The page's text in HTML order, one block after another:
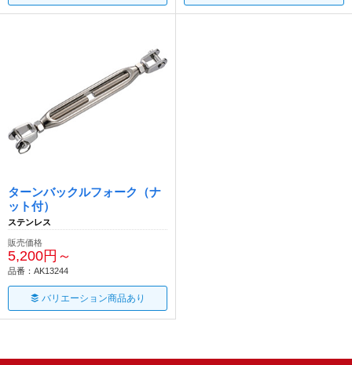
ターンバックルフォーク（ナ
ット付）
ステンレス
販売価格
5,200円～
品番：AK13244
バリエーション商品あり